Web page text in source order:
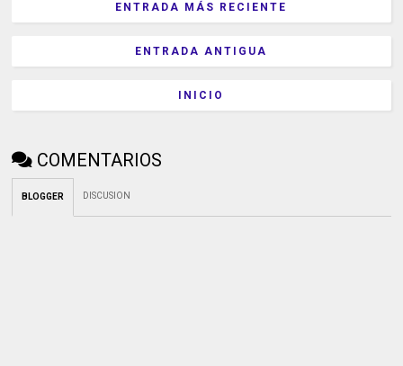
ENTRADA MÁS RECIENTE
ENTRADA ANTIGUA
INICIO
COMENTARIOS
BLOGGER DISCUSION